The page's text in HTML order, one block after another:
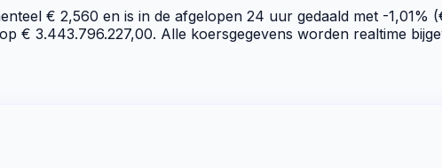
€ 2,560 en is in de afgelopen 24 uur gedaald met -
€ 3.443.796.227,00. Alle koersgegevens worden realtime